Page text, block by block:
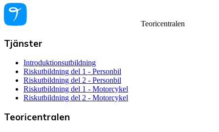
Teoricentralen
Tjänster
Introduktionsutbildning
Riskutbildning del 1 - Personbil
Riskutbildning del 2 - Personbil
Riskutbildning del 1 - Motorcykel
Riskutbildning del 2 - Motorcykel
Teoricentralen